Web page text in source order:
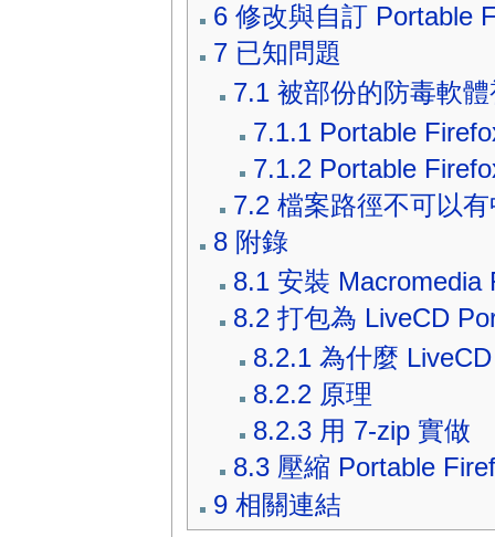
6 修改與自訂 Portable
7 已知問題
7.1 被部份的防毒軟
7.1.1 Portable
7.1.2 Portable
7.2 檔案路徑不可以
8 附錄
8.1 安裝 Macromedia
8.2 打包為 LiveCD
8.2.1 為什麼
8.2.2 原理
8.2.3 用 7-zip 實做
8.3 壓縮 Portable
9 相關連結